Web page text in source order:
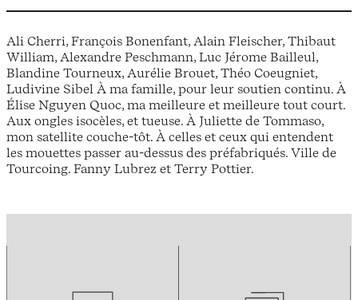
Ali Cherri, François Bonenfant, Alain Fleischer, Thibaut
William, Alexandre Peschmann, Luc Jérome Bailleul,
Blandine Tourneux, Aurélie Brouet, Théo Coeugniet,
Ludivine Sibel À ma famille, pour leur soutien continu. À
Élise Nguyen Quoc, ma meilleure et meilleure tout court.
Aux ongles isocèles, et tueuse. À Juliette de Tommaso,
mon satellite couche-tôt. À celles et ceux qui entendent
les mouettes passer au-dessus des préfabriqués. Ville de
Tourcoing. Fanny Lubrez et Terry Pottier.